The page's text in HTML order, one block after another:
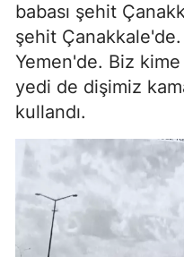
babası şehit
şehit
Yemen'de. Biz
yedi de dişimiz
kullandı.